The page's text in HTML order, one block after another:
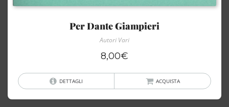
Per Dante Giampieri
Autori Vari
8,00€
DETTAGLI ACQUISTA